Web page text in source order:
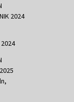
2024